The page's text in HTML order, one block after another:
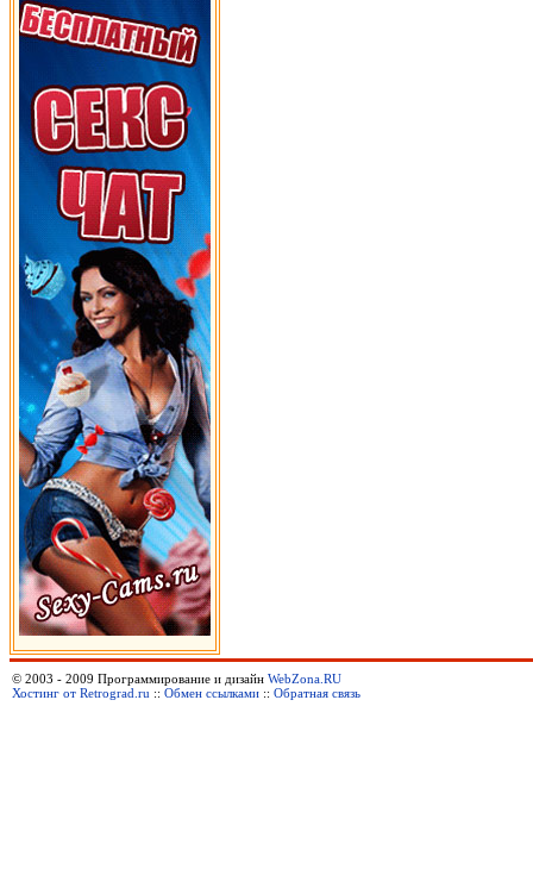
© 2003 - 2009 Программирование и дизайн WebZona.RU
Хостинг от Retrograd.ru :: Обмен ссылками :: Обратная связь